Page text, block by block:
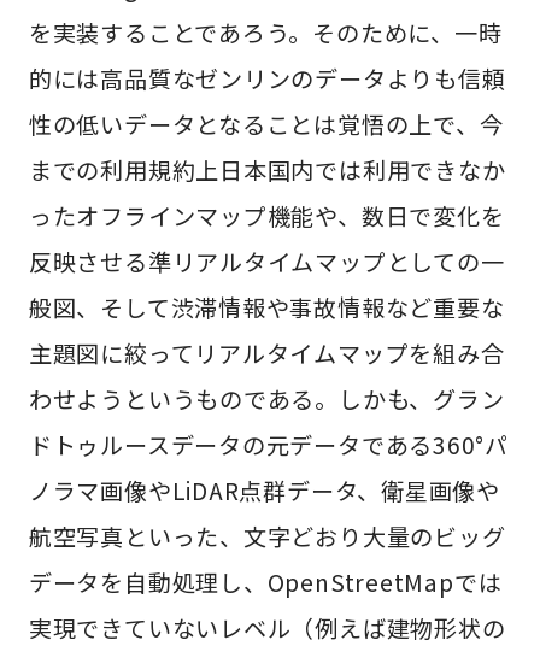
を実装することであろう。そのために、一時
的には高品質なゼンリンのデータよりも信頼
性の低いデータとなることは覚悟の上で、今
までの利用規約上日本国内では利用できなか
ったオフラインマップ機能や、数日で変化を
反映させる準リアルタイムマップとしての一
般図、そして渋滞情報や事故情報など重要な
主題図に絞ってリアルタイムマップを組み合
わせようというものである。しかも、グラン
ドトゥルースデータの元データである360°パ
ノラマ画像やLiDAR点群データ、衛星画像や
航空写真といった、文字どおり大量のビッグ
データを自動処理し、OpenStreetMapでは
実現できていないレベル（例えば建物形状の